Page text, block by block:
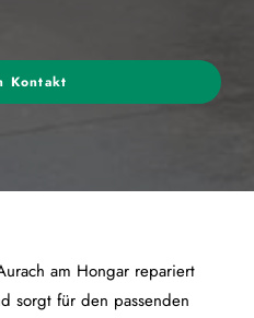
Kontakt
am Hongar repariert
sorgt für den passenden